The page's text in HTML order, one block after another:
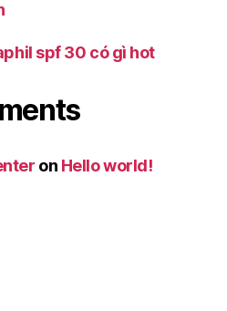
spf 30 có gì hot
on Hello world!